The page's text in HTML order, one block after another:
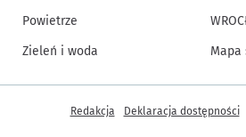
Powietrze
Zieleń i woda
Mapa
Inne informacje
Redakcja Deklaracja dostępności